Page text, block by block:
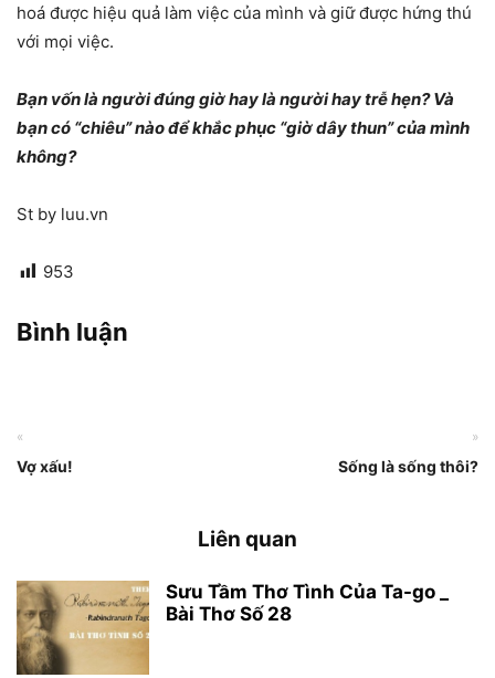
hoá được hiệu quả làm việc của mình và giữ được hứng thú
với mọi việc.
Bạn vốn là người đúng giờ hay là người hay trễ hẹn? Và
bạn có “chiêu” nào để khắc phục “giờ dây thun” của mình
không?
St by luu.vn
953
Bình luận
«
Vợ xấu!
»
Sống là sống thôi?
Liên quan
Sưu Tầm Thơ Tình Của Ta-go _
Bài Thơ Số 28